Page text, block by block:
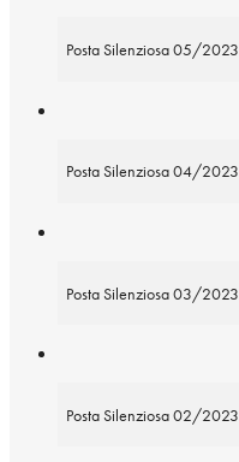
Posta Silenziosa 05/2023
Posta Silenziosa 04/2023
Posta Silenziosa 03/2023
Posta Silenziosa 02/2023